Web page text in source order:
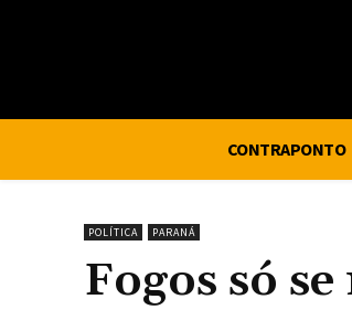
CONTRAPONTO
POLÍTICA PARANÁ
Fogos só